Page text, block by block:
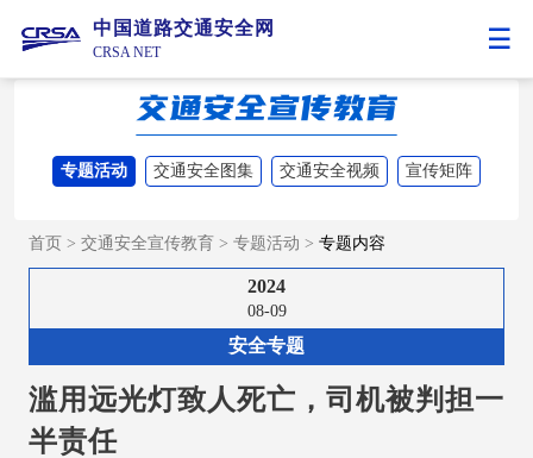
中国道路交通安全网
CRSA NET
专题活动 交通安全图集 交通安全视频 宣传矩阵
首页 > 交通安全宣传教育 > 专题活动 > 专题内容
2024
08-09
安全专题
滥用远光灯致人死亡，司机被判担一
半责任